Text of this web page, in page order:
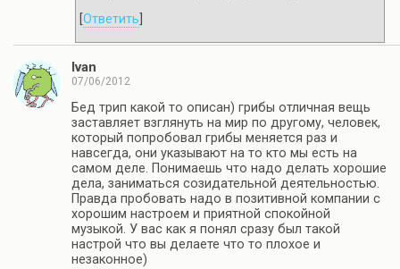
Ответить
Ivan
07/06/2012
Бед трип какой то описан) грибы отличная вещь
заставляет взглянуть на мир по другому, человек,
который попробовал грибы меняется раз и
навсегда, они указывают на то кто мы есть на
самом деле. Понимаешь что надо делать хорошие
дела, заниматься созидательной деятельностью.
Правда пробовать надо в позитивной компании с
хорошим настроем и приятной спокойной
музыкой. У вас как я понял сразу был такой
настрой что вы делаете что то плохое и
незаконное)